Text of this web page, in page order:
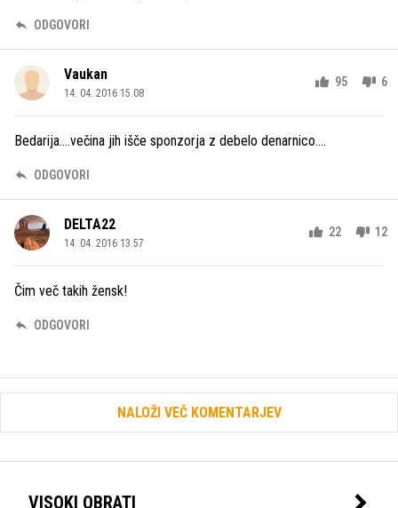
ODGOVORI
Vaukan
14. 04. 2016 15.08
95 6
Bedarija....večina jih išče sponzorja z debelo denarnico....
ODGOVORI
DELTA22
14. 04. 2016 13.57
22 12
Čim več takih žensk!
ODGOVORI
NALOŽI VEČ KOMENTARJEV
VISOKI OBRATI